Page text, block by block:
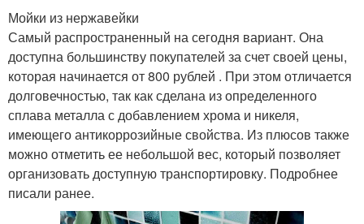
Мойки из нержавейки
Самый распространенный на сегодня вариант. Она
доступна большинству покупателей за счет своей цены,
которая начинается от 800 рублей . При этом отличается
долговечностью, так как сделана из определенного
сплава металла с добавлением хрома и никеля,
имеющего антикоррозийные свойства. Из плюсов также
можно отметить ее небольшой вес, который позволяет
организовать доступную транспортировку. Подробнее
писали ранее.